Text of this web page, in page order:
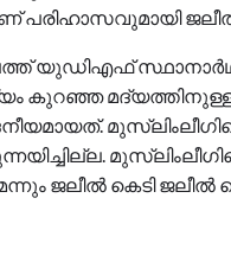
പരിഹാസവുമായി
യുഡിഎഫ്
കുറഞ്ഞ
ജലീല്‍ കെടി